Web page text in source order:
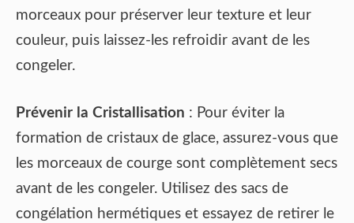
morceaux pour préserver leur texture et leur
couleur, puis laissez-les refroidir avant de les
congeler.
Prévenir la Cristallisation : Pour éviter la
formation de cristaux de glace, assurez-vous que
les morceaux de courge sont complètement secs
avant de les congeler. Utilisez des sacs de
congélation hermétiques et essayez de retirer le